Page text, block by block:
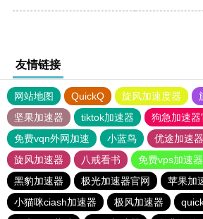
友情链接
网站地图 QuickQ 旋风加速度器
坚果加速器
tiktok加速器
狗急加速器
免费vqn外网加速
小蓝鸟 优途加速
旋风加速器
八戒看书
免费vps加速
黑豹加速器
极光加速器官网 苹果加
小猫咪ciash加速器
极风加速器